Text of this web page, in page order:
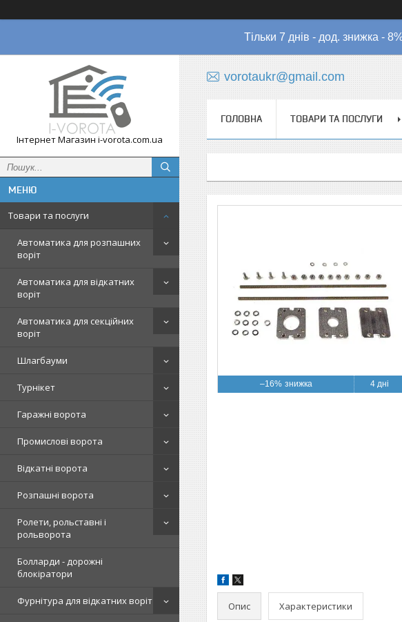
Тільки 7 днів - дод. знижка -
Інтернет Магазин i-vorota.com.ua
Товари та послуги
Автоматика для розпашних
воріт
Автоматика для відкатних
воріт
Автоматика для секційних
воріт
Шлагбауми
Турнікет
Гаражні ворота
Промислові ворота
Відкатні ворота
Розпашні ворота
Ролети, рольставні і
рольворота
Болларди - дорожні
блокіратори
Фурнітура для відкатних воріт
vorotaukr@gmail.com
ГОЛОВНА ТОВАРИ ТА ПОСЛУГИ
–16% 4 дні
Опис Характеристики